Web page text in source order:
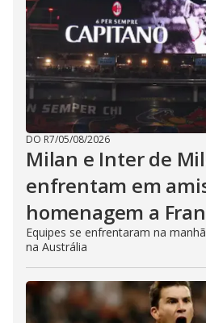
DO R7/05/08/2026
Milan e Inter de
enfrentam em
homenagem a
Equipes se enfrentaram na
na Austrália